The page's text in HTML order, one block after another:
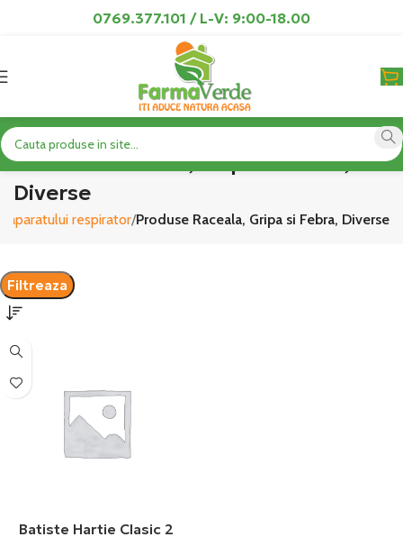
0769.377.101 / L-V: 9:00-18.00
Produse Raceala, Gripa si Febra,
Diverse
aparatului respirator Produse Raceala, Gripa si Febra, Diverse
Filtreaza
Batiste Hartie Clasic 2